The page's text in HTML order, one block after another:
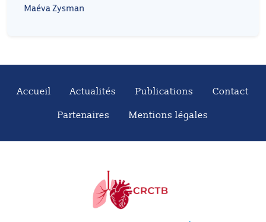
Maéva Zysman
Accueil Actualités Publications
Contact
Partenaires
Mentions légales